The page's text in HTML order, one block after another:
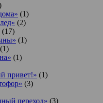
(1)
(2)
(17)
(1)
(1)
(1)
привет!» (1)
(3)
переход» (3)